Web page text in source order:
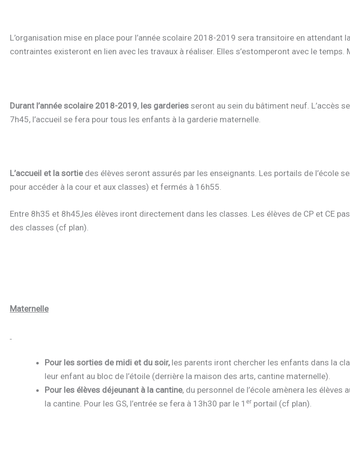
L’organisation mise en place pour l’année scolaire 2018-2019 sera transitoire en
contraintes existeront en lien avec les travaux à réaliser. Elles s’estomperont avec le
Durant l’année scolaire 2018-2019, les garderies seront au sein du bâtiment neuf. L’accès
7h45, l’accueil se fera pour tous les enfants à la garderie maternelle.
L’accueil et la sortie des élèves seront assurés par les enseignants. Les portails de l’école
pour accéder à la cour et aux classes) et fermés à 16h55.
Entre 8h35 et 8h45,les élèves iront directement dans les classes. Les élèves de CP et CE
des classes (cf plan).
Maternelle
Pour les sorties de midi et du soir, les parents iront chercher les enfants dans la
leur enfant au bloc de l’étoile (derrière la maison des arts, cantine maternelle).
Pour les élèves déjeunant à la cantine, du personnel de l’école amènera les
la cantine. Pour les GS, l’entrée se fera à 13h30 par le 1 er portail (cf plan).